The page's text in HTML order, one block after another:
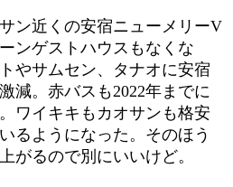
ン近くの安宿ニューメリーV
ンゲストハウスもなくな
やサムセン、タナオに安宿
減。赤バスも2022年までに
ワイキキもカオサンも格安
るようになった。そのほう
がるので別にいいけど。